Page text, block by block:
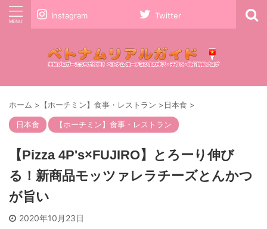
Instagram Twitter
ホーム > 【ホーチミン】食事・レストラン >日本食 >
日本食 【ホーチミン】食事・レストラン
【Pizza 4P's×FUJIRO】とろーり伸び
る！新商品モッツァレラチーズとんかつ
が旨い
2020年10月23日